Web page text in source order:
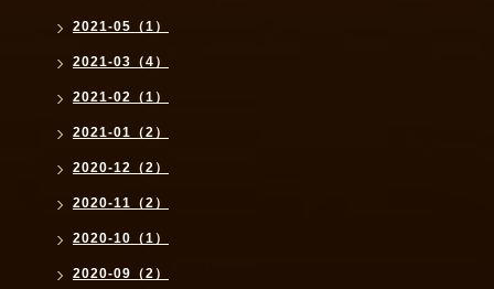
2021-05（1）
2021-03（4）
2021-02（1）
2021-01（2）
2020-12（2）
2020-11（2）
2020-10（1）
2020-09（2）